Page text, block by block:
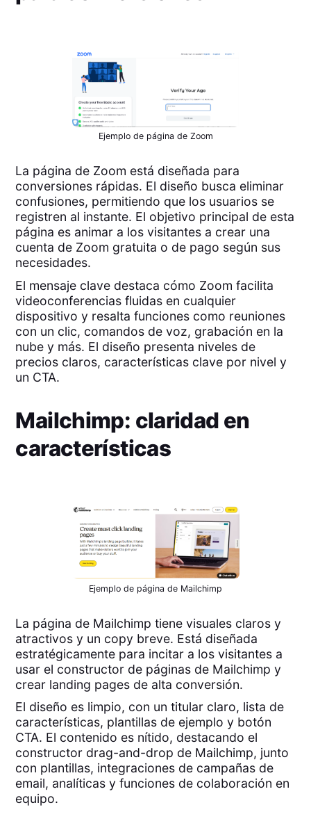
Ejemplo de página de Zoom
La página de Zoom está diseñada para
conversiones rápidas. El diseño busca eliminar
confusiones, permitiendo que los usuarios se
registren al instante. El objetivo principal de esta
página es animar a los visitantes a crear una
cuenta de Zoom gratuita o de pago según sus
necesidades.
El mensaje clave destaca cómo Zoom facilita
videoconferencias fluidas en cualquier
dispositivo y resalta funciones como reuniones
con un clic, comandos de voz, grabación en la
nube y más. El diseño presenta niveles de
precios claros, características clave por nivel y
un CTA.
Mailchimp: claridad en
características
Ejemplo de página de Mailchimp
La página de Mailchimp tiene visuales claros y
atractivos y un copy breve. Está diseñada
estratégicamente para incitar a los visitantes a
usar el constructor de páginas de Mailchimp y
crear landing pages de alta conversión.
El diseño es limpio, con un titular claro, lista de
características, plantillas de ejemplo y botón
CTA. El contenido es nítido, destacando el
constructor drag-and-drop de Mailchimp, junto
con plantillas, integraciones de campañas de
email, analíticas y funciones de colaboración en
equipo.